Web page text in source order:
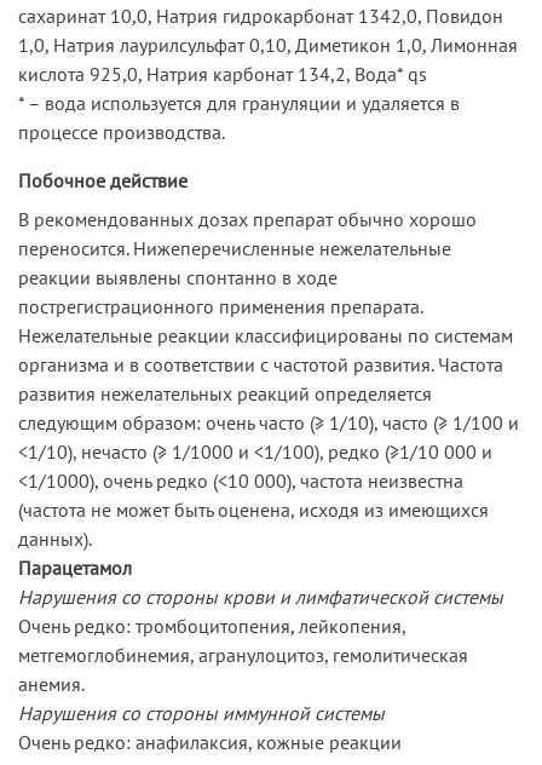
сахаринат 10,0, Натрия гидрокарбонат 1342,0, Повидон
1,0, Натрия лаурилсульфат 0,10, Диметикон 1,0, Лимонная
кислота 925,0, Натрия карбонат 134,2, Вода* qs
* – вода используется для грануляции и удаляется в
процессе производства.
Побочное действие
В рекомендованных дозах препарат обычно хорошо
переносится. Нижеперечисленные нежелательные
реакции выявлены спонтанно в ходе
пострегистрационного применения препарата.
Нежелательные реакции классифицированы по системам
организма и в соответствии с частотой развития. Частота
развития нежелательных реакций определяется
следующим образом: очень часто (≥ 1/10), часто (≥ 1/100 и
<1/10), нечасто (≥ 1/1000 и <1/100), редко (≥1/10 000 и
<1/1000), очень редко (<10 000), частота неизвестна
(частота не может быть оценена, исходя из имеющихся
данных).
Парацетамол
Нарушения со стороны крови и лимфатической системы
Очень редко: тромбоцитопения, лейкопения,
метгемоглобинемия, агранулоцитоз, гемолитическая
анемия.
Нарушения со стороны иммунной системы
Очень редко: анафилаксия, кожные реакции